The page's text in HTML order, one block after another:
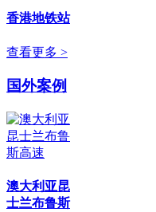
香港地铁站
查看更多 >
国外案例
澳大利亚昆
士兰布鲁斯